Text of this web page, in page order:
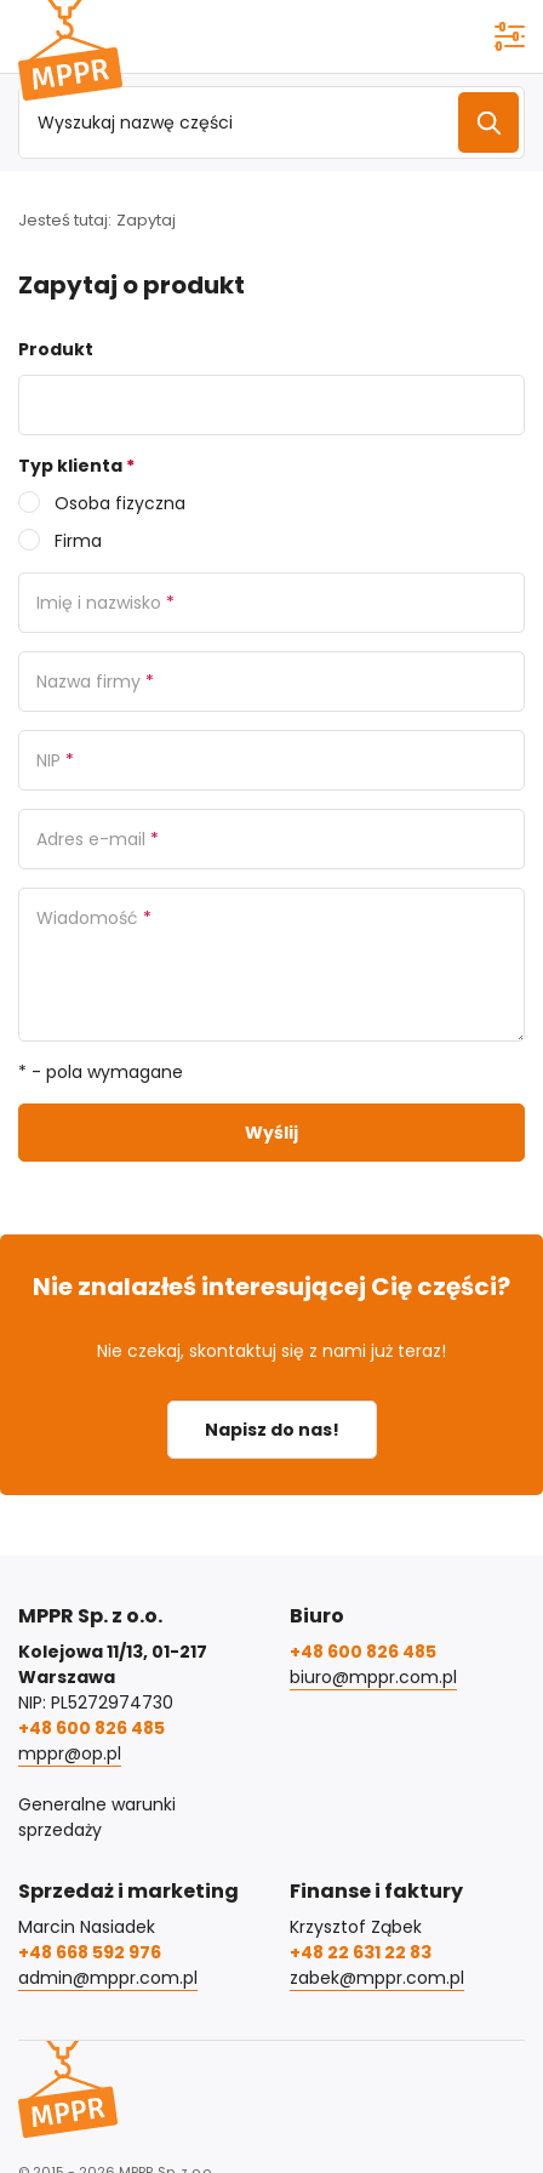
Przejdź do
menu
głównego
Jesteś tutaj: Zapytaj
Zapytaj o produkt
Produkt
Typ klienta *
Osoba fizyczna
Firma
Imię i nazwisko *
Nazwa firmy *
NIP *
Adres e-mail *
Wiadomość *
* - pola wymagane
Wyślij
Nie znalazłeś interesującej Cię części?
Nie czekaj, skontaktuj się z nami już teraz!
Napisz do nas!
MPPR Sp. z o.o.
Kolejowa 11/13, 01-217
Warszawa
NIP: PL5272974730
+48 600 826 485
mppr@op.pl
Generalne warunki
sprzedaży
Biuro
+48 600 826 485
biuro@mppr.com.pl
Sprzedaż i marketing
Marcin Nasiadek
+48 668 592 976
admin@mppr.com.pl
Finanse i faktury
Krzysztof Ząbek
+48 22 631 22 83
zabek@mppr.com.pl